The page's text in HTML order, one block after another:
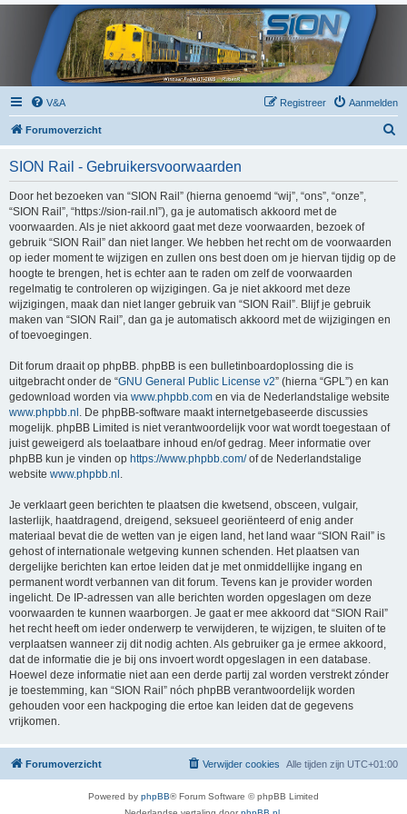
V&A Aanmelden
Registreer
Forumoverzicht
SION Rail - Gebruikersvoorwaarden
Door het bezoeken van “SION Rail” (hierna genoemd “wij”, “ons”, “onze”,
“SION Rail”, “https://sion-rail.nl”), ga je automatisch akkoord met de
voorwaarden. Als je niet akkoord gaat met deze voorwaarden, bezoek of
gebruik “SION Rail” dan niet langer. We hebben het recht om de voorwaarden
op ieder moment te wijzigen en zullen ons best doen om je hiervan tijdig op de
hoogte te brengen, het is echter aan te raden om zelf de voorwaarden
regelmatig te controleren op wijzigingen. Ga je niet akkoord met deze
wijzigingen, maak dan niet langer gebruik van “SION Rail”. Blijf je gebruik
maken van “SION Rail”, dan ga je automatisch akkoord met de wijzigingen en
of toevoegingen.
Dit forum draait op phpBB. phpBB is een bulletinboardoplossing die is
uitgebracht onder de “GNU General Public License v2” (hierna “GPL”) en kan
gedownload worden via www.phpbb.com en via de Nederlandstalige website
www.phpbb.nl . De phpBB-software maakt internetgebaseerde discussies
mogelijk. phpBB Limited is niet verantwoordelijk voor wat wordt toegestaan of
juist geweigerd als toelaatbare inhoud en/of gedrag. Meer informatie over
phpBB kun je vinden op https://www.phpbb.com/of de Nederlandstalige
website www.phpbb.nl
Je verklaart geen berichten te plaatsen die kwetsend, obsceen, vulgair,
lasterlijk, haatdragend, dreigend, seksueel georiënteerd of enig ander
materiaal bevat die de wetten van je eigen land, het land waar “SION Rail” is
gehost of internationale wetgeving kunnen schenden. Het plaatsen van
dergelijke berichten kan ertoe leiden dat je met onmiddellijke ingang en
permanent wordt verbannen van dit forum. Tevens kan je provider worden
ingelicht. De IP-adressen van alle berichten worden opgeslagen om deze
voorwaarden te kunnen waarborgen. Je gaat er mee akkoord dat “SION Rail”
het recht heeft om ieder onderwerp te verwijderen, te wijzigen, te sluiten of te
verplaatsen wanneer zij dit nodig achten. Als gebruiker ga je ermee akkoord,
dat de informatie die je bij ons invoert wordt opgeslagen in een database.
Hoewel deze informatie niet aan een derde partij zal worden verstrekt zónder
je toestemming, kan “SION Rail” nóch phpBB verantwoordelijk worden
gehouden voor een hackpoging die ertoe kan leiden dat de gegevens
vrijkomen.
Forumoverzicht Alle tijden zijn UTC+01:00
Verwijder cookies
Powered by phpBB® Forum Software © phpBB Limited